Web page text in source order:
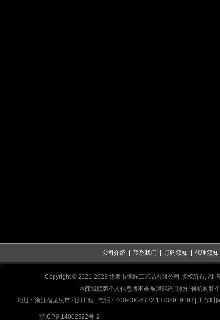
公司介绍 联系我们 订购须知 代理须知
Copyright © 2021-2023 龙泉市德匠工艺品有限公司 版权所有, All
本商城顾客个人信息将不会被泄露给其他任何机构和
地址：浙江省龙泉市回归工程 | 电话：400-000-6782 13735919193 | 工作时
浙ICP备14002322号-2